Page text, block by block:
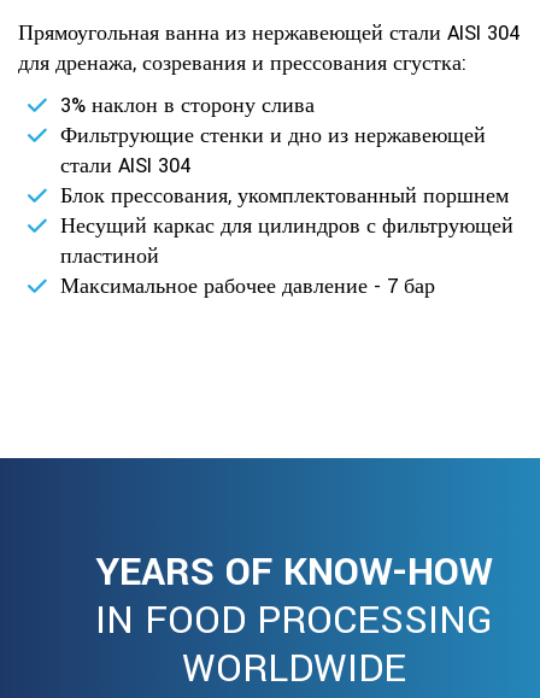
Прямоугольная ванна из нержавеющей стали AISI 304
для дренажа, созревания и прессования сгустка:
3% наклон в сторону слива
Фильтрующие стенки и дно из нержавеющей
стали AISI 304
Блок прессования, укомплектованный поршнем
Несущий каркас для цилиндров с фильтрующей
пластиной
Максимальное рабочее давление - 7 бар
YEARS OF KNOW-HOW
IN FOOD PROCESSING
WORLDWIDE